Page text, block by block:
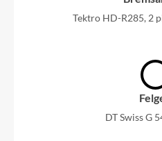
Tektro HD-R285, 2
DT Swiss G